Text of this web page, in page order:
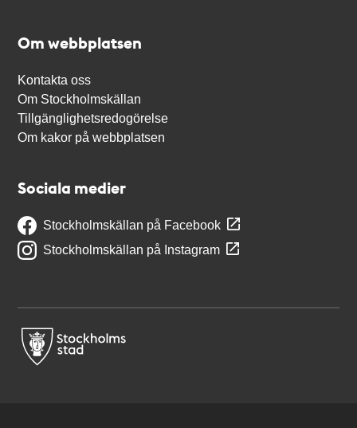
Om webbplatsen
Kontakta oss
Om Stockholmskällan
Tillgänglighetsredogörelse
Om kakor på webbplatsen
Sociala medier
Stockholmskällan på Facebook
Stockholmskällan på Instagram